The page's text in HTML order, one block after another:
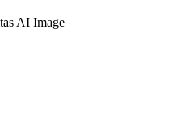
AI Image